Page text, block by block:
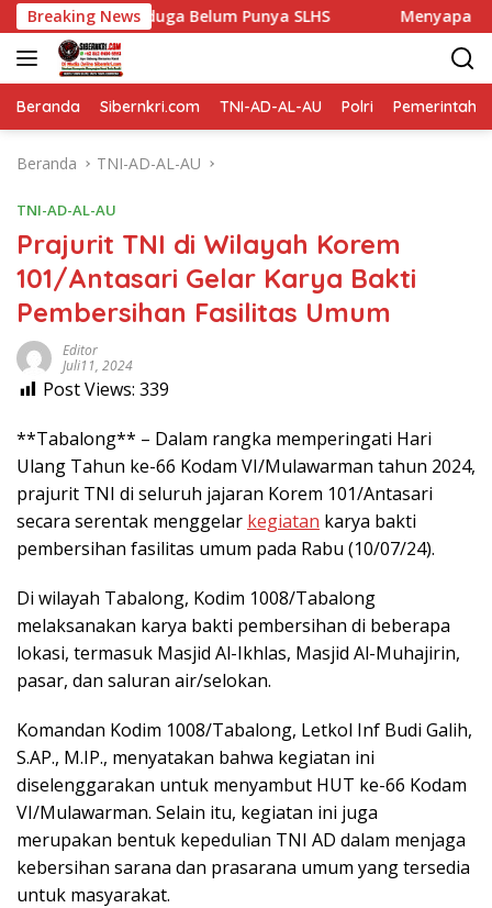
Langsung
ke
konten
Breaking News
Diduga Belum Punya SLHS Menyapa Hati di
Beranda Sibernkri.com TNI-AD-AL-AU Polri Pemerintah
Beranda TNI-AD-AL-AU
TNI-AD-AL-AU
Prajurit TNI di Wilayah Korem
101/Antasari Gelar Karya Bakti
Pembersihan Fasilitas Umum
Editor
Juli11, 2024
Post Views: 339
**Tabalong** – Dalam rangka memperingati Hari
Ulang Tahun ke-66 Kodam VI/Mulawarman tahun 2024,
prajurit TNI di seluruh jajaran Korem 101/Antasari
secara serentak menggelar kegiatan karya bakti
pembersihan fasilitas umum pada Rabu (10/07/24).
Di wilayah Tabalong, Kodim 1008/Tabalong
melaksanakan karya bakti pembersihan di beberapa
lokasi, termasuk Masjid Al-Ikhlas, Masjid Al-Muhajirin,
pasar, dan saluran air/selokan.
Komandan Kodim 1008/Tabalong, Letkol Inf Budi Galih,
S.AP., M.IP., menyatakan bahwa kegiatan ini
diselenggarakan untuk menyambut HUT ke-66 Kodam
VI/Mulawarman. Selain itu, kegiatan ini juga
merupakan bentuk kepedulian TNI AD dalam menjaga
kebersihan sarana dan prasarana umum yang tersedia
untuk masyarakat.